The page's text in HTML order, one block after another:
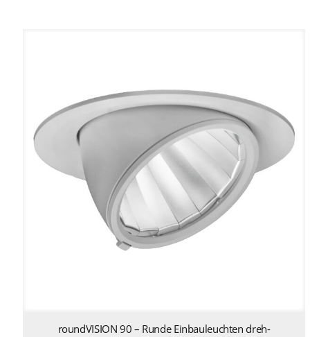
roundVISION 90 – Runde Einbauleuchten dreh-